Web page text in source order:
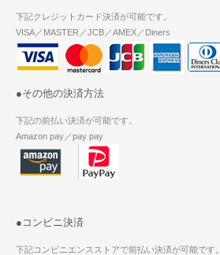
下記クレジットカード決済が可能です。
VISA／MASTER／JCB／AMEX／Diners
●その他の決済方法
下記の前払い決済が可能です。
Amazon pay／pay pay
●コンビニ決済
下記コンビニエンスストアで前払い決済が可能です。